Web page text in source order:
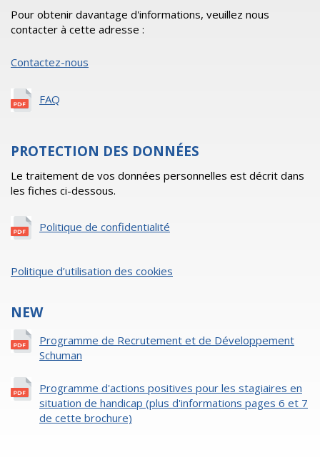
Pour obtenir davantage d'informations, veuillez nous
contacter à cette adresse :
Contactez-nous
FAQ
PROTECTION DES DONNÉES
Le traitement de vos données personnelles est décrit dans
les fiches ci-dessous.
Politique de confidentialité
Politique d’utilisation des cookies
NEW
Programme de Recrutement et de Développement
Schuman
Programme d'actions positives pour les stagiaires en
situation de handicap (plus d'informations pages 6 et 7
de cette brochure)